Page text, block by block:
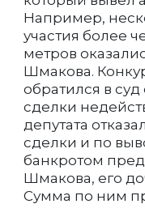
Например,
участия более
метров
Шмакова.
обратился в
сделки
депутата
сделки и по
банкротом
Шмакова, его
Сумма по ним